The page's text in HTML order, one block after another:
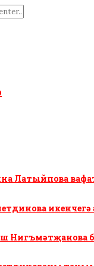
Латыйпова
Нигъмәтҗанова